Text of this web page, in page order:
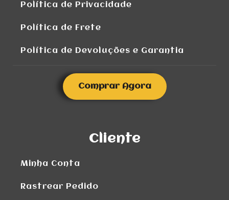
Política de Privacidade
Política de Frete
Política de Devoluções e Garantia
Comprar Agora
Cliente
Minha Conta
Rastrear Pedido